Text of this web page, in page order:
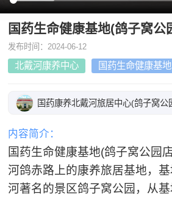
国药生命健康基地(鸽子窝公
发布时间：2024-06-12
北戴河康养中心 国药生命健康基地
国药康养北戴河旅居中心(鸽子窝公
内容简介：
国药生命健康基地(鸽子窝公园
河鸽赤路上的康养旅居基地，
河著名的景区鸽子窝公园，从